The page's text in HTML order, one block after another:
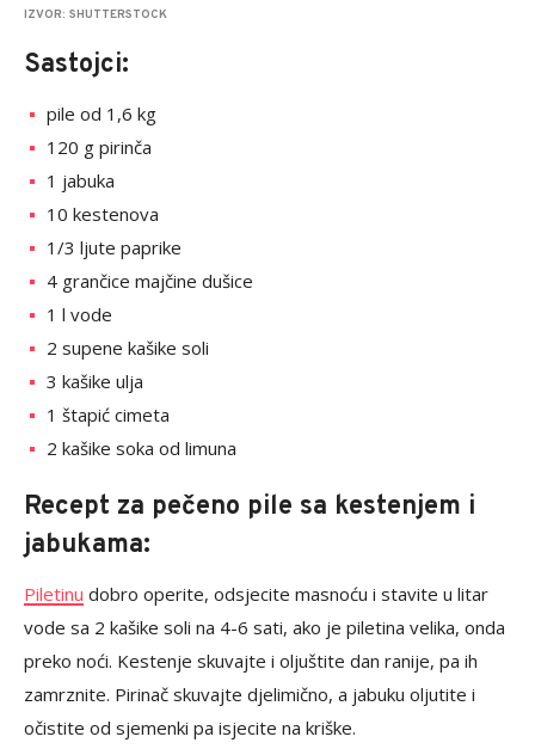
IZVOR: SHUTTERSTOCK
Sastojci:
pile od 1,6 kg
120 g pirinča
1 jabuka
10 kestenova
1/3 ljute paprike
4 grančice majčine dušice
1 l vode
2 supene kašike soli
3 kašike ulja
1 štapić cimeta
2 kašike soka od limuna
Recept za pečeno pile sa kestenjem i
jabukama:
Piletinu dobro operite, odsjecite masnoću i stavite u litar
vode sa 2 kašike soli na 4-6 sati, ako je piletina velika, onda
preko noći. Kestenje skuvajte i oljuštite dan ranije, pa ih
zamrznite. Pirinač skuvajte djelimično, a jabuku oljutite i
očistite od sjemenki pa isjecite na kriške.